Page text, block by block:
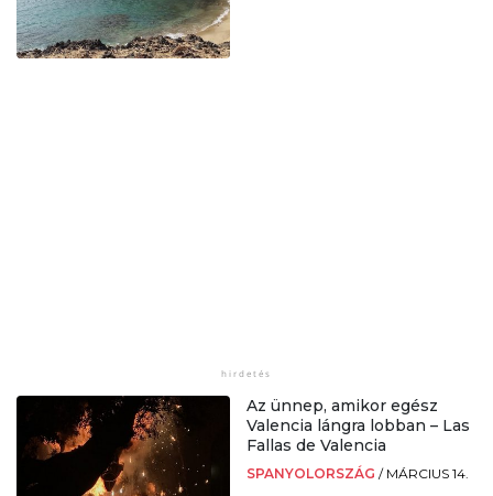
Az ünnep, amikor egész
Valencia lángra lobban – Las
Fallas de Valencia
SPANYOLORSZÁG / MÁRCIUS 14.